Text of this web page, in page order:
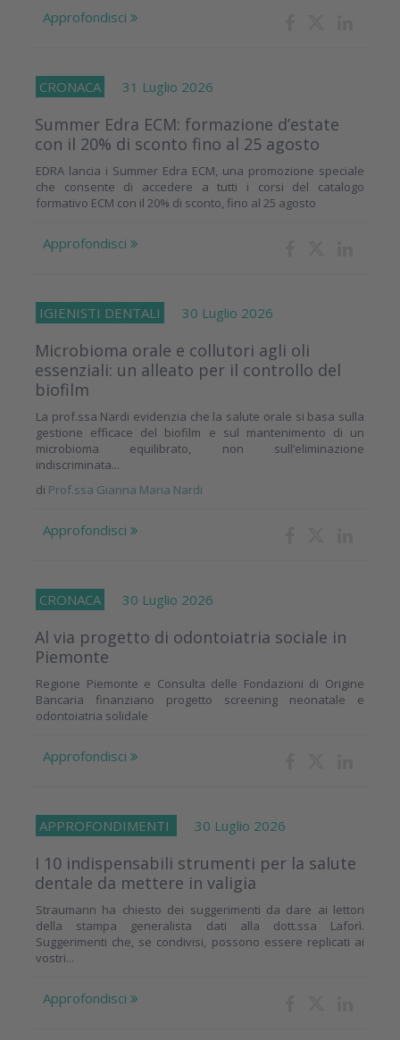
Approfondisci
CRONACA 31 Luglio 2026
Summer Edra ECM: formazione d’estate
con il 20% di sconto fino al 25 agosto
EDRA lancia i Summer Edra ECM, una promozione speciale
che consente di accedere a tutti i corsi del catalogo
formativo ECM con il 20% di sconto, fino al 25 agosto
Approfondisci
IGIENISTI DENTALI 30 Luglio 2026
Microbioma orale e collutori agli oli
essenziali: un alleato per il controllo del
biofilm
La prof.ssa Nardi evidenzia che la salute orale si basa sulla
gestione efficace del biofilm e sul mantenimento di un
microbioma equilibrato, non sull’eliminazione
indiscriminata...
di Prof.ssa Gianna Maria Nardi
Approfondisci
CRONACA 30 Luglio 2026
Al via progetto di odontoiatria sociale in
Piemonte
Regione Piemonte e Consulta delle Fondazioni di Origine
Bancaria finanziano progetto screening neonatale e
odontoiatria solidale
Approfondisci
APPROFONDIMENTI 30 Luglio 2026
I 10 indispensabili strumenti per la salute
dentale da mettere in valigia
Straumann ha chiesto dei suggerimenti da dare ai lettori
della stampa generalista dati alla dott.ssa Laforì.
Suggerimenti che, se condivisi, possono essere replicati ai
vostri...
Approfondisci